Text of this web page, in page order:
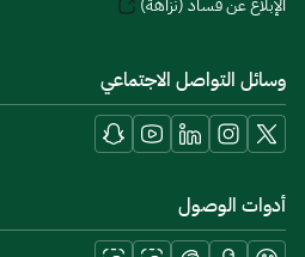
الإبلاغ عن فساد (نزاهة)
وسائل التواصل الاجتماعي
أدوات الوصول